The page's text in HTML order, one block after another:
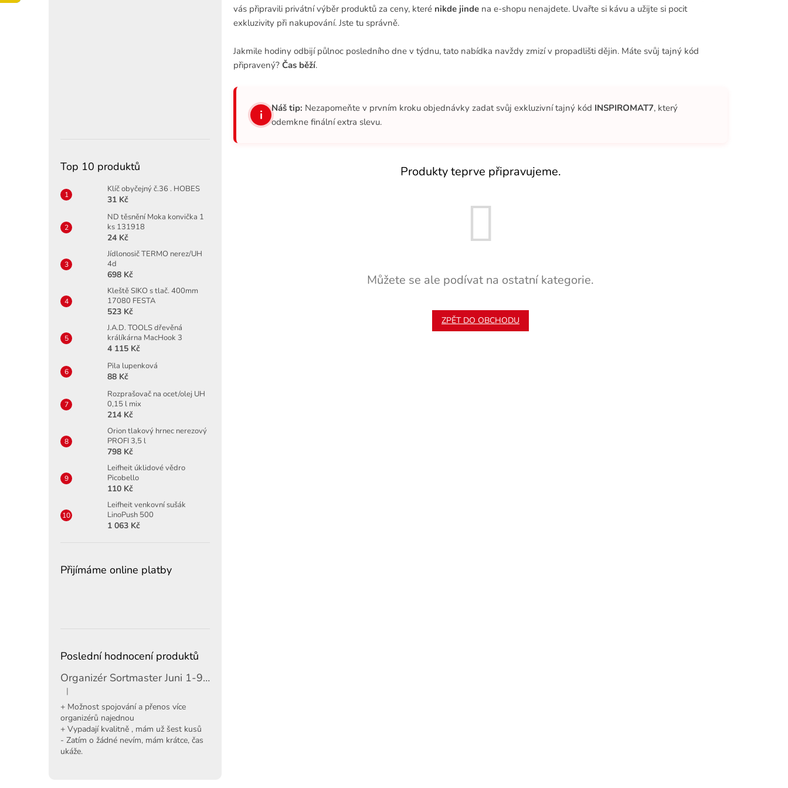
Top 10 produktů
Klíč obyčejný č.36 . HOBES
31 Kč
ND těsnění Moka konvička 1
ks 131918
24 Kč
Jídlonosič TERMO nerez/UH
4d
698 Kč
Kleště SIKO s tlač. 400mm
17080 FESTA
523 Kč
J.A.D. TOOLS dřevěná
králíkárna MacHook 3
4 115 Kč
Pila lupenková
88 Kč
Rozprašovač na ocet/olej UH
0,15 l mix
214 Kč
Orion tlakový hrnec nerezový
PROFI 3,5 l
798 Kč
Leifheit úklidové vědro
Picobello
110 Kč
Leifheit venkovní sušák
LinoPush 500
1 063 Kč
Přijímáme online platby
Poslední hodnocení produktů
Organizér Sortmaster Juni 1-97-483
Hodnocení produktu je 5 z 5 hvězdiček.
|
+ Možnost spojování a přenos více
organizérů najednou
+ Vypadají kvalitně , mám už šest kusů
- Zatím o žádné nevím, mám krátce, čas
ukáže.
vás připravili privátní výběr produktů za ceny, které nikde jinde na e-shopu nenajdete. Uvařte si kávu a užijte si pocit
exkluzivity při nakupování. Jste tu správně.
Jakmile hodiny odbijí půlnoc posledního dne v týdnu, tato nabídka navždy zmizí v propadlišti dějin. Máte svůj tajný kód
připravený? Čas běží.
i Náš tip: Nezapomeňte v prvním kroku objednávky zadat svůj exkluzivní tajný kód INSPIROMAT7, který
odemkne finální extra slevu.
Produkty teprve připravujeme.
Můžete se ale podívat na ostatní kategorie.
ZPĚT DO OBCHODU